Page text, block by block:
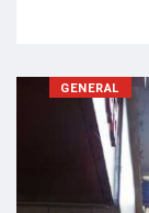
GENERAL